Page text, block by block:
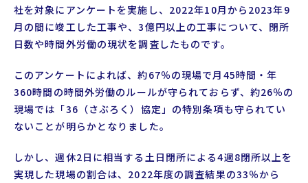
社を対象にアンケートを実施し、2022年10月から2023年9
月の間に竣工した工事や、3億円以上の工事について、閉所
日数や時間外労働の現状を調査したものです。
このアンケートによれば、約67％の現場で月45時間・年
360時間の時間外労働のルールが守られておらず、約26％の
現場では「36（さぶろく）協定」の特別条項も守られてい
ないことが明らかとなりました。
しかし、週休2日に相当する土日閉所による4週8閉所以上を
実現した現場の割合は、2022年度の調査結果の33％から